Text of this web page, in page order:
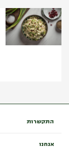
התקשרות
אנחנו